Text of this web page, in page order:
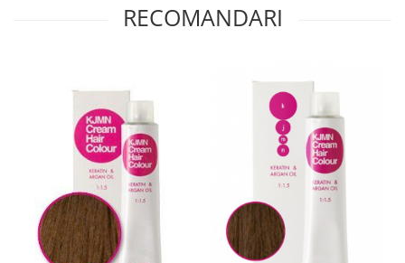
RECOMANDARI